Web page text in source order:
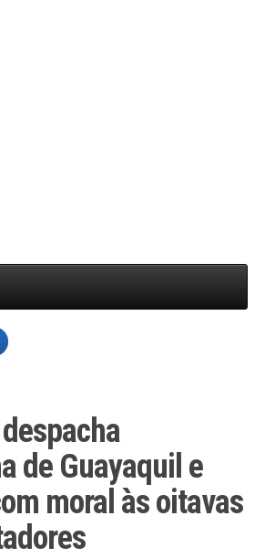
de Guayaquil e
moral às oitavas